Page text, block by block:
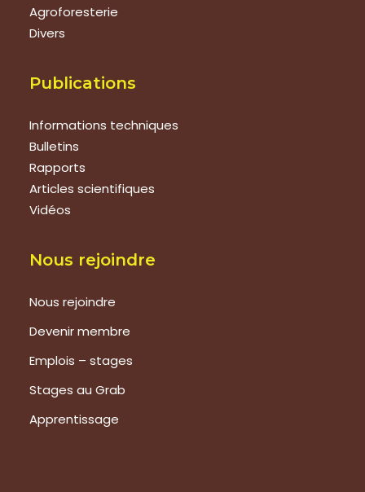
Agroforesterie
Divers
Publications
Informations techniques
Bulletins
Rapports
Articles scientifiques
Vidéos
Nous rejoindre
Nous rejoindre
Devenir membre
Emplois – stages
Stages au Grab
Apprentissage